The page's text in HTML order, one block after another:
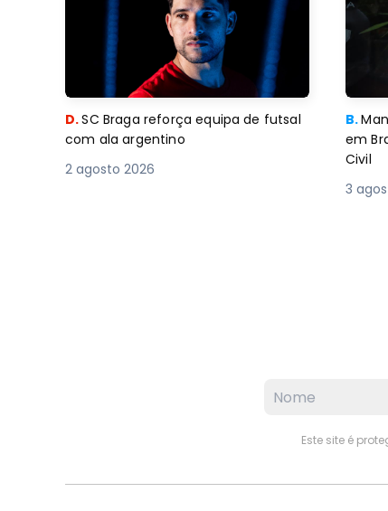
D.SC Braga reforça equipa de futsal
com ala argentino
2 agosto 2026
B.
em
Civil
3
Este site é